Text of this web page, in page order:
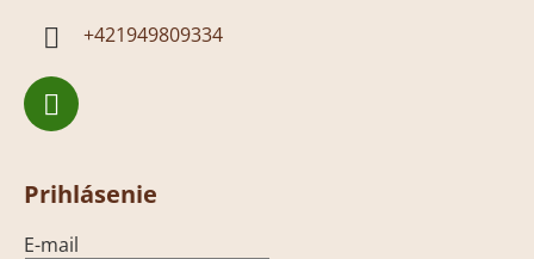
+421949809334
Prihlásenie
E-mail